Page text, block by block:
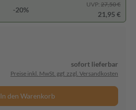
-20%
UVP: 27,50 €
21,95 €
sofort lieferbar
Preise inkl. MwSt. ggf. zzgl. Versandkosten
In den Warenkorb